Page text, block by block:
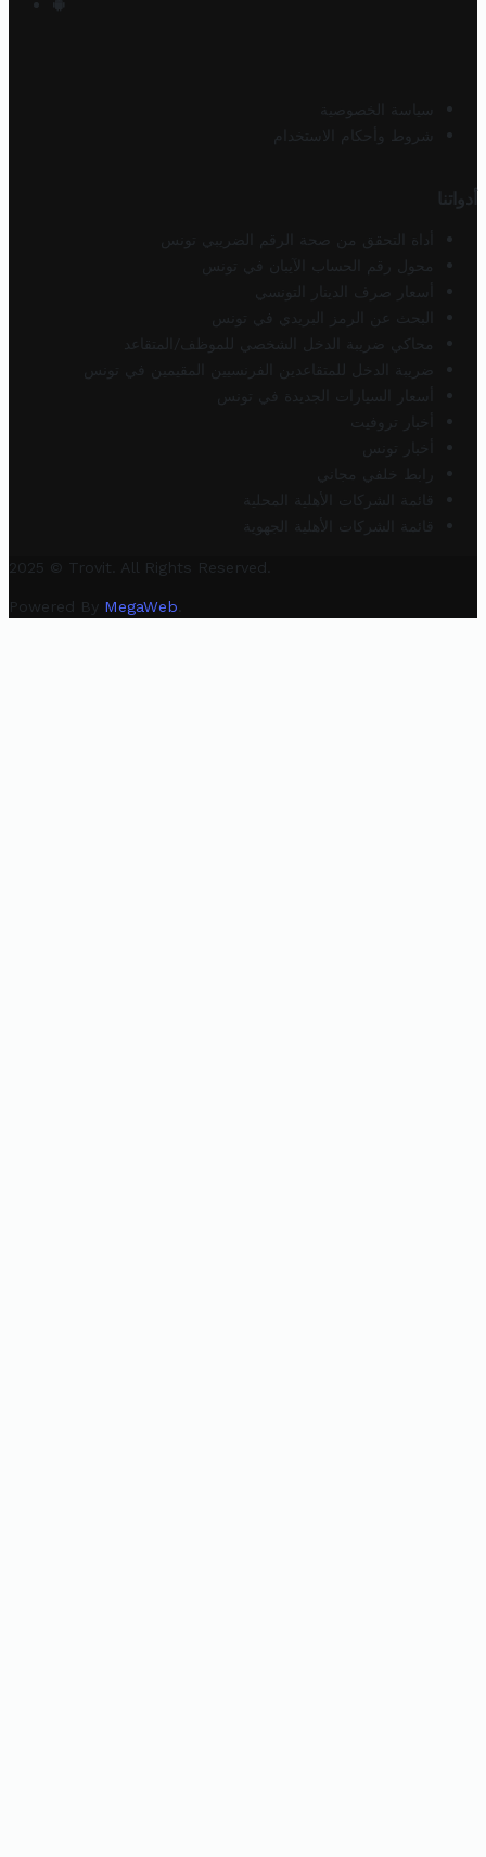
سياسة الخصوصية
شروط وأحكام الاستخدام
أدواتنا
أداة التحقق من صحة الرقم الضريبي تونس
محول رقم الحساب الآيبان في تونس
أسعار صرف الدينار التونسي
البحث عن الرمز البريدي في تونس
محاكي ضريبة الدخل الشخصي للموظف/المتقاعد
ضريبة الدخل للمتقاعدين الفرنسيين المقيمين في تونس
أسعار السيارات الجديدة في تونس
أخبار تروفيت
أخبار تونس
رابط خلفي مجاني
قائمة الشركات الأهلية المحلية
قائمة الشركات الأهلية الجهوية
2025 © Trovit. All Rights Reserved.
Powered By MegaWeb